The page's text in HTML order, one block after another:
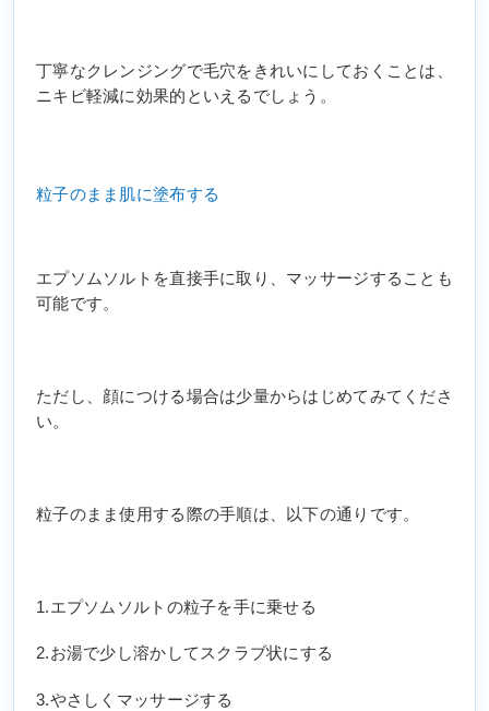
丁寧なクレンジングで毛穴をきれいにしておくことは、
ニキビ軽減に効果的といえるでしょう。
粒子のまま肌に塗布する
エプソムソルトを直接手に取り、マッサージすることも
可能です。
ただし、顔につける場合は少量からはじめてみてくださ
い。
粒子のまま使用する際の手順は、以下の通りです。
1.エプソムソルトの粒子を手に乗せる
2.お湯で少し溶かしてスクラブ状にする
3.やさしくマッサージする